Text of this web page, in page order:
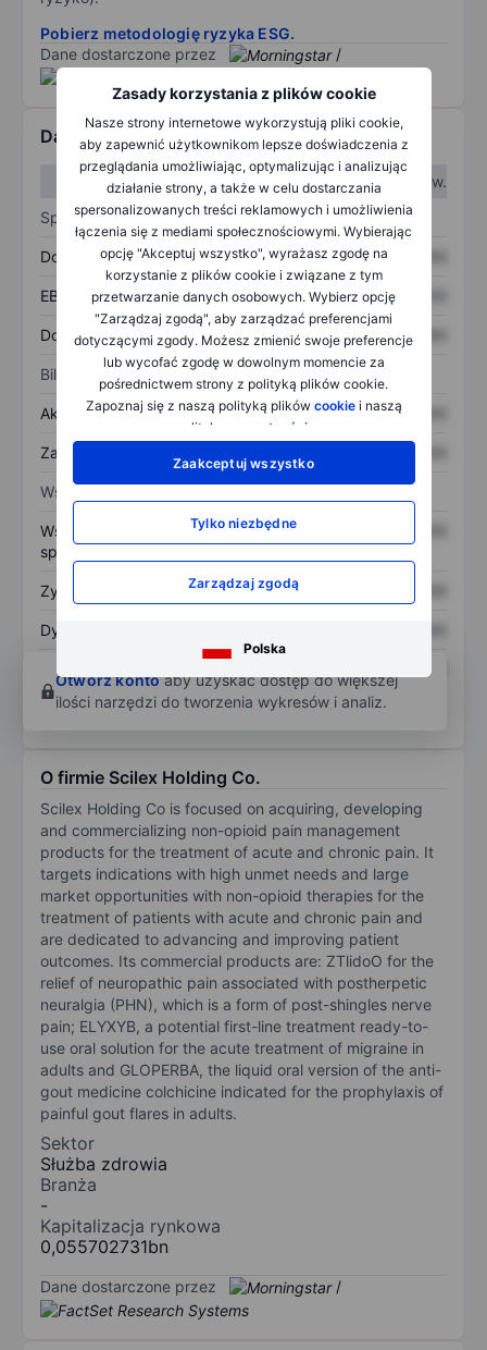
Zasady korzystania z plików cookie
Nasze strony internetowe wykorzystują pliki cookie,
aby zapewnić użytkownikom lepsze doświadczenia z
przeglądania umożliwiając, optymalizując i analizując
działanie strony, a także w celu dostarczania
spersonalizowanych treści reklamowych i umożliwienia
łączenia się z mediami społecznościowymi. Wybierając
opcję "Akceptuj wszystko", wyrażasz zgodę na
korzystanie z plików cookie i związane z tym
przetwarzanie danych osobowych. Wybierz opcję
"Zarządzaj zgodą", aby zarządzać preferencjami
dotyczącymi zgody. Możesz zmienić swoje preferencje
lub wycofać zgodę w dowolnym momencie za
pośrednictwem strony z polityką plików cookie.
Zapoznaj się z naszą polityką plików cookiei naszą
polityką
prywatności
Zaakceptuj wszystko
Tylko niezbędne
Zarządzaj zgodą
Polska
Pobierz metodologię ryzyka ESG.
Dane dostarczone przez
/
Dane finansowe
W I kw.
W II kw.
Sprawozdanie z zysków
Dochód XXXXXXX XXXXXXX
EBITDA XXXXXXX XXXXXXX
Dochód netto XXXXXXX XXXXXXX
Bilans
Aktywa ogółem XXXXXXX XXXXXXX
Zadłużenie ogółem
Wskaźniki
Współczynnik cena do
sprzedaży
XXXXXXX
Zysk na akcję XXXXXXX
Dywidenda na akcję
Zwrot z kapitału
własnego
XXXXXXX
Otwórz kontoaby uzyskać dostęp do większej
ilości narzędzi do tworzenia wykresów i analiz.
O firmie Scilex Holding Co.
Scilex Holding Co is focused on acquiring, developing
and commercializing non-opioid pain management
products for the treatment of acute and chronic pain. It
targets indications with high unmet needs and large
market opportunities with non-opioid therapies for the
treatment of patients with acute and chronic pain and
are dedicated to advancing and improving patient
outcomes. Its commercial products are: ZTlidoO for the
relief of neuropathic pain associated with postherpetic
neuralgia (PHN), which is a form of post-shingles nerve
pain; ELYXYB, a potential first-line treatment ready-to-
use oral solution for the acute treatment of migraine in
adults and GLOPERBA, the liquid oral version of the anti-
gout medicine colchicine indicated for the prophylaxis of
painful gout flares in adults.
Sektor
Służba zdrowia
Branża
-
Kapitalizacja rynkowa
0,055702731bn
Dane dostarczone przez /